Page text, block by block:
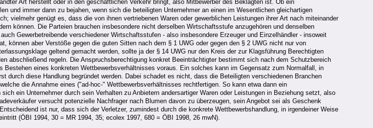
Art herstellt oder in den geschäftlichen Verkehr bringt, also Mitbewerber des Beklagten ist. Ob ein
und immer dann zu bejahen, wenn sich die beteiligten Unternehmer an einen im Wesentlichen gleichartigen
vielmehr genügt es, dass die von ihnen vertriebenen Waren oder gewerblichen Leistungen ihrer Art nach miteinander
können. Die Parteien brauchen insbesondere nicht derselben Wirtschaftsstufe anzugehören und denselben
Gewerbetreibende verschiedener Wirtschaftsstufen - also insbesondere Erzeuger und Einzelhändler - insoweit
können aber Verstöße gegen die guten Sitten nach dem § 1 UWG oder gegen den § 2 UWG nicht nur von
geltend gemacht werden, sollte ja der § 14 UWG nur den Kreis der zur Klagsführung Berechtigten
abschließend regeln. Die Anspruchsberechtigung konkret Beeinträchtigter bestimmt sich nach dem Schutzbereich
eines konkreten Wettbewerbsverhältnisses voraus. Ein solches kann im Gegensatz zum Normalfall, in
durch diese Handlung begründet werden. Dabei schadet es nicht, dass die Beteiligten verschiedenen Branchen
die Annahme eines ("ad-hoc-" Wettbewerbsverhältnisses rechtfertigen. So kann etwa dann ein
ein Unternehmer durch sein Verhalten zu Anbietern andersartiger Waren oder Leistungen in Beziehung setzt, also
versucht potenzielle Nachfrager nach Blumen davon zu überzeugen, sein Angebot sei als Geschenk
ist nur, dass sich der Verletzer, zumindest durch die konkrete Wettbewerbshandlung, in irgendeiner Weise
(ÖBI 1994, 30 = MR 1994, 35; ecolex 1997, 680 = ÖBI 1998, 26 mwN).